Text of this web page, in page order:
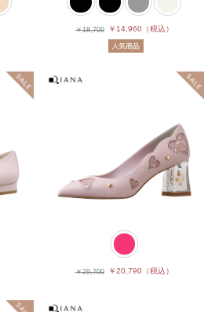
￥18,700 ￥14,960（税込）
￥29,700 ￥20,790（税込）